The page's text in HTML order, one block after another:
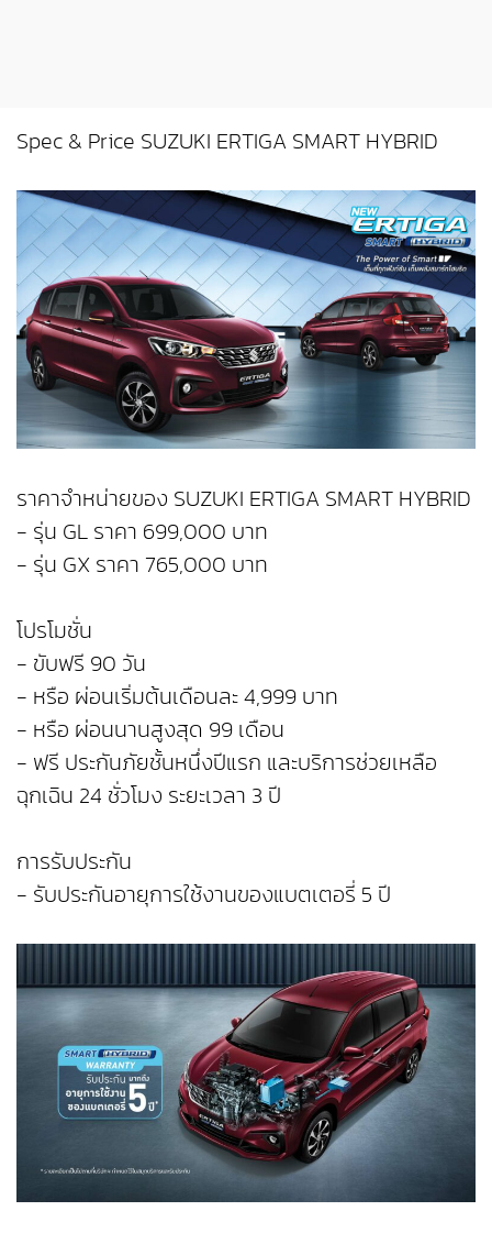
Spec & Price SUZUKI ERTIGA SMART HYBRID
ราคาจำหน่ายของ SUZUKI ERTIGA SMART HYBRID
- รุ่น GL ราคา 699,000 บาท
- รุ่น GX ราคา 765,000 บาท
โปรโมชั่น
- ขับฟรี 90 วัน
- หรือ ผ่อนเริ่มต้นเดือนละ 4,999 บาท
- หรือ ผ่อนนานสูงสุด 99 เดือน
- ฟรี ประกันภัยชั้นหนึ่งปีแรก และบริการช่วยเหลือ
ฉุกเฉิน 24 ชั่วโมง ระยะเวลา 3 ปี
การรับประกัน
- รับประกันอายุการใช้งานของแบตเตอรี่ 5 ปี